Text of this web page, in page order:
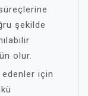
şekilde
olur.
için